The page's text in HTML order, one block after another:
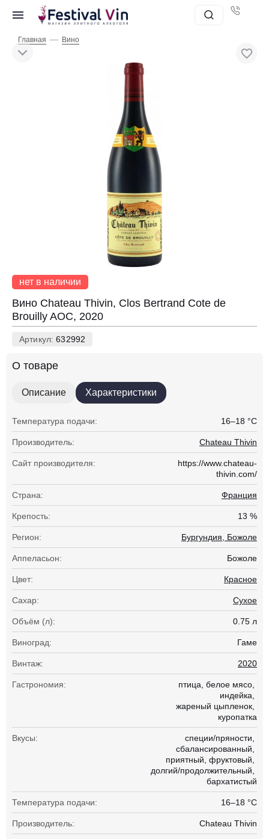
Главная — Вино
нет в наличии
Вино Chateau Thivin, Clos Bertrand Cote de
Brouilly AOC, 2020
Артикул:632992
О товаре
Описание Характеристики
Температура подачи: 16–18 °С
Производитель: Chateau Thivin
Сайт производителя:
https://www.chateau-
thivin.com/
Страна: Франция
Крепость: 13 %
Регион: Бургундия, Божоле
Аппеласьон: Божоле
Цвет: Красное
Сахар: Сухое
Объём (л): 0.75 л
Виноград: Гаме
Винтаж: 2020
Гастрономия: птица белое мясо
индейка
жареный цыпленок
куропатка
Вкусы:
специи/пряности
сбалансированный
приятный фруктовый
долгий/продолжительный
бархатистый
Температура подачи: 16–18 °С
Производитель: Chateau Thivin